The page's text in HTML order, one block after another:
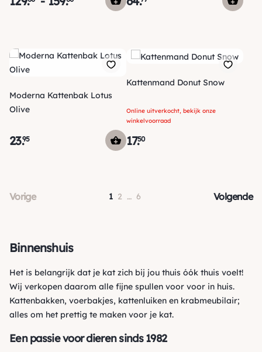
Moderna Kattenbak Lotus
Olive
23.95
Kattenmand Donut Snow
Online uitverkocht, bekijk onze
winkelvoorraad
17.50
Vorige 1 2 … 6 Volgende
Binnenshuis
Het is belangrijk dat je kat zich bij jou thuis óók thuis voelt!
Wij verkopen daarom alle fijne spullen voor voor in huis.
Kattenbakken, voerbakjes, kattenluiken en krabmeubilair;
alles om het prettig te maken voor je kat.
Een passie voor dieren sinds 1982